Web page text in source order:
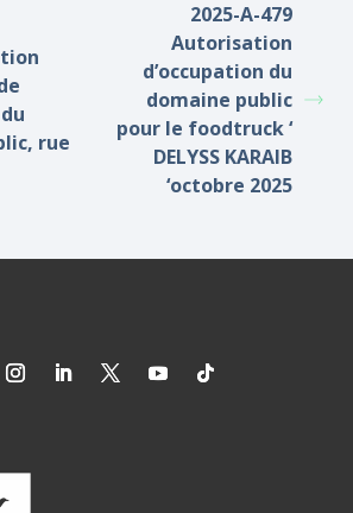
rue
2025-A-479
Autorisation
d’occupation du
domaine public
pour le foodtruck ‘
DELYSS KARAIB
‘octobre 2025